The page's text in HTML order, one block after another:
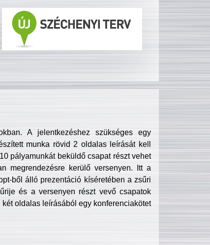
A jelentkezéshez szükséges egy
munka rövid 2 oldalas leírását kell
pályamunkát beküldő csapat részt vehet
megrendezésre kerülő versenyen. Itt a
ből álló prezentáció kíséretében a zsűri
és a versenyen részt vevő csapatok
oldalas leírásából egy konferenciakötet